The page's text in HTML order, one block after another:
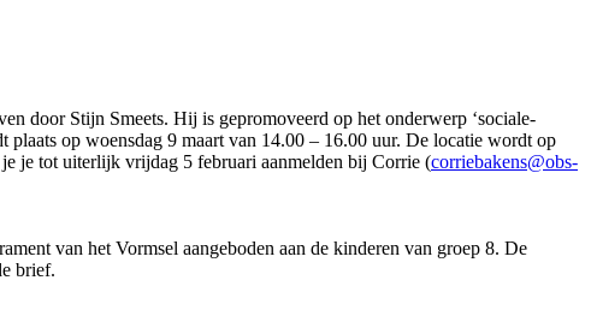
door Stijn Smeets. Hij is gepromoveerd op het onderwerp ‘sociale-
op woensdag 9 maart van 14.00 – 16.00 uur. De locatie wordt op
je tot uiterlijk vrijdag 5 februari aanmelden bij Corrie (corriebakens@obs-
van het Vormsel aangeboden aan de kinderen van groep 8. De
brief.